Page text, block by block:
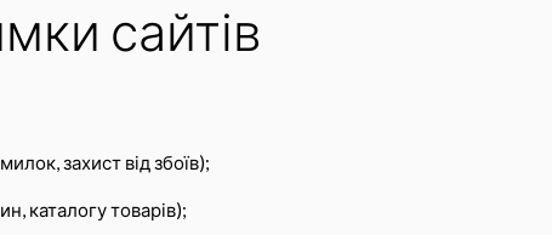
сайтів
захист від збоїв);
каталогу товарів);